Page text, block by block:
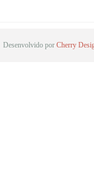
Desenvolvido por Cherry